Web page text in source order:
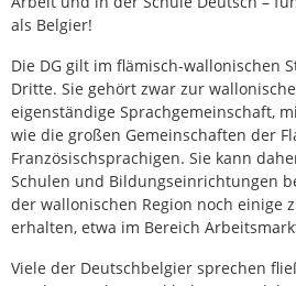
als Belgier!
Die DG gilt im flämisch-wallonischen
Dritte. Sie gehört zwar zur
eigenständige Sprachgemeinschaft,
wie die großen Gemeinschaften der
Französischsprachigen. Sie kann
Schulen und Bildungseinrichtungen
der wallonischen Region noch einige
erhalten, etwa im Bereich
Viele der Deutschbelgier sprechen